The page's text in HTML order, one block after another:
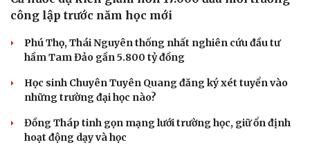
công lập trước năm học mới
Phú Thọ, Thái Nguyên thống nhất nghiên cứu đầu tư
hầm Tam Đảo gần 5.800 tỷ đồng
Học sinh Chuyên Tuyên Quang đăng ký xét tuyển vào
những trường đại học nào?
Đồng Tháp tinh gọn mạng lưới trường học, giữ ổn định
hoạt động dạy và học